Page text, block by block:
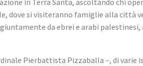
dove si visiteranno famiglie alla città
da ebrei e arabi
Pierbattista Pizzaballa –, di